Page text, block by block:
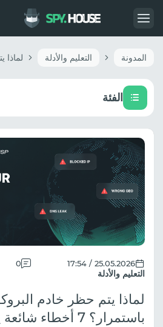
المدونة التعليم والأدلة
الفئة
التعليم والأدلة
25.05.2026 / 17:54
0
لماذا يتم حظر خادم
باستمرار؟ 7 أخطاء